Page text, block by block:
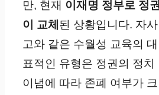
만, 현재 이재명 정부로 정권
이 교체 된 상황입니다. 자사
고와 같은 수월성 교육의 대
표적인 유형은 정권의 정치
이념에 따라 존폐 여부가 크